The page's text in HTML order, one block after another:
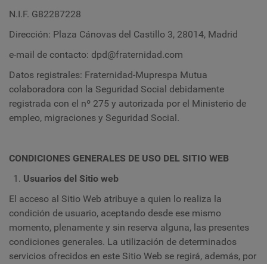
N.I.F. G82287228
Dirección: Plaza Cánovas del Castillo 3, 28014, Madrid
e-mail de contacto: dpd@fraternidad.com
Datos registrales: Fraternidad-Muprespa Mutua
colaboradora con la Seguridad Social debidamente
registrada con el nº 275 y autorizada por el Ministerio de
empleo, migraciones y Seguridad Social.
CONDICIONES GENERALES DE USO DEL SITIO WEB
Usuarios del Sitio web
El acceso al Sitio Web atribuye a quien lo realiza la
condición de usuario, aceptando desde ese mismo
momento, plenamente y sin reserva alguna, las presentes
condiciones generales. La utilización de determinados
servicios ofrecidos en este Sitio Web se regirá, además, por